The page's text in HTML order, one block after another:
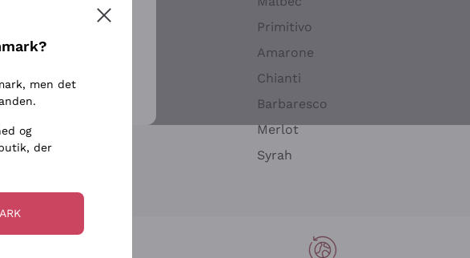
Ribolla Gialla
Sauvignon
Primitivo
Amarone
Chianti
Barbaresco
Merlot
Syrah
men det
og
der